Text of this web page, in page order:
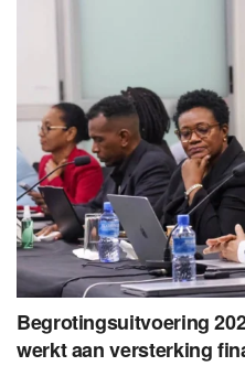
Begrotingsuitvoering
werkt aan versterking